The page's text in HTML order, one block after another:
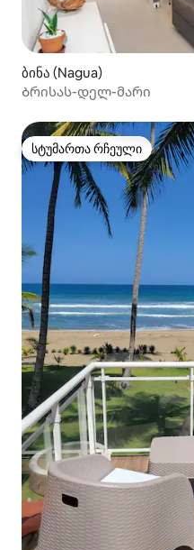
ბინა (Nagua)
Ბრისას-დელ-მარი
სტუმართა რჩეული
სტუმართა რჩეული